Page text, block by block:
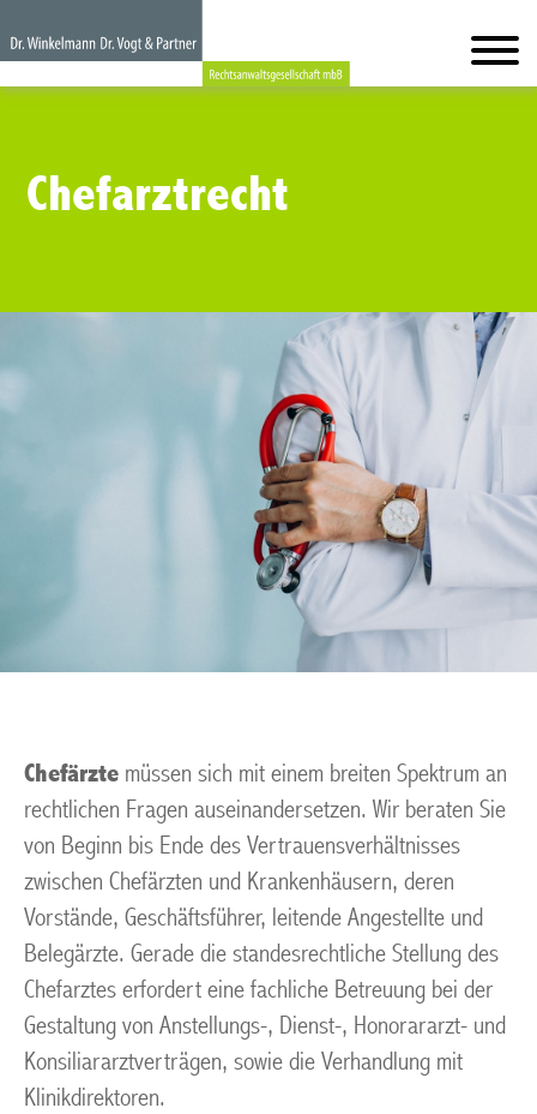
Chefarztrecht
Chefärzte müssen sich mit einem breiten Spektrum an
rechtlichen Fragen auseinandersetzen. Wir beraten Sie
von Beginn bis Ende des Vertrauensverhältnisses
zwischen Chefärzten und Krankenhäusern, deren
Vorstände, Geschäftsführer, leitende Angestellte und
Belegärzte. Gerade die standesrechtliche Stellung des
Chefarztes erfordert eine fachliche Betreuung bei der
Gestaltung von Anstellungs-, Dienst-, Honorararzt- und
Konsiliararztverträgen, sowie die Verhandlung mit
Klinikdirektoren.